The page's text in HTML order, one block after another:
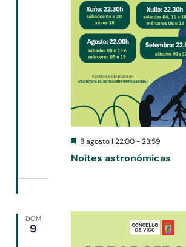
Noites astronómicas
Destacado
8 agosto I 22:00-23:59
DOM
9